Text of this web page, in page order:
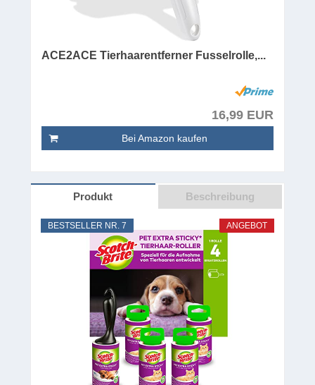
ACE2ACE Tierhaarentferner Fusselrolle,...
16,99 EUR
Bei Amazon kaufen
Produkt Beschreibung
ANGEBOT
BESTSELLER NR. 7